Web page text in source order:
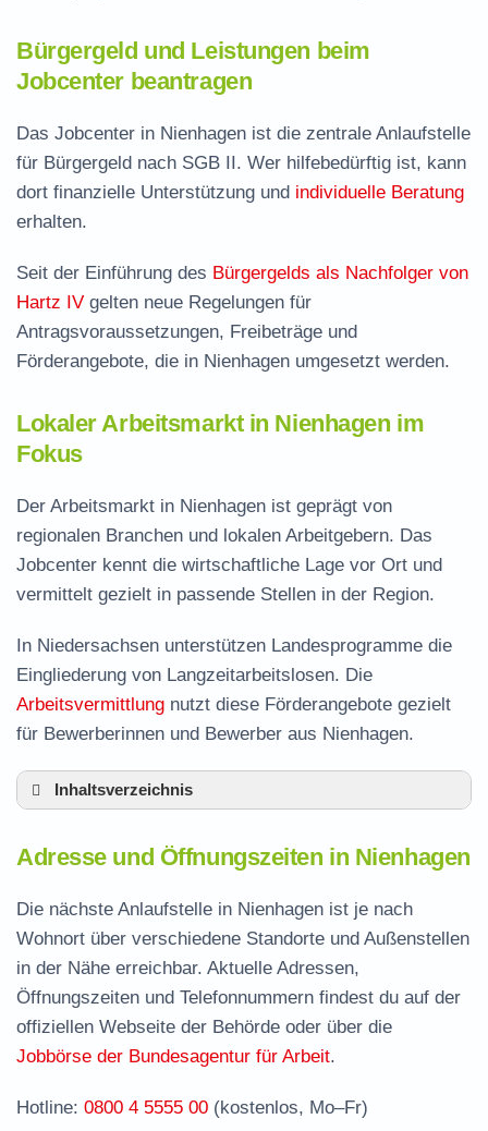
Bürgergeld und Leistungen beim
Jobcenter beantragen
Das Jobcenter in Nienhagen ist die zentrale Anlaufstelle
für Bürgergeld nach SGB II. Wer hilfebedürftig ist, kann
dort finanzielle Unterstützung und individuelle Beratung
erhalten.
Seit der Einführung des Bürgergelds als Nachfolger von
Hartz IV gelten neue Regelungen für
Antragsvoraussetzungen, Freibeträge und
Förderangebote, die in Nienhagen umgesetzt werden.
Lokaler Arbeitsmarkt in Nienhagen im
Fokus
Der Arbeitsmarkt in Nienhagen ist geprägt von
regionalen Branchen und lokalen Arbeitgebern. Das
Jobcenter kennt die wirtschaftliche Lage vor Ort und
vermittelt gezielt in passende Stellen in der Region.
In Niedersachsen unterstützen Landesprogramme die
Eingliederung von Langzeitarbeitslosen. Die
Arbeitsvermittlung nutzt diese Förderangebote gezielt
für Bewerberinnen und Bewerber aus Nienhagen.
Inhaltsverzeichnis
Leistungen der Arbeitsvermittlung in
Nienhagen
Termin vereinbaren und Bürgergeld beantragen
Jobcenter Celle – zuständige Stelle
Stellenangebote und Jobbörse in Nienhagen
Häufige Fragen rund ums Jobcenter
Adresse und Öffnungszeiten in Nienhagen
Die nächste Anlaufstelle in Nienhagen ist je nach
Wohnort über verschiedene Standorte und Außenstellen
in der Nähe erreichbar. Aktuelle Adressen,
Öffnungszeiten und Telefonnummern findest du auf der
offiziellen Webseite der Behörde oder über die
Jobbörse der Bundesagentur für Arbeit.
Hotline: 0800 4 5555 00 (kostenlos, Mo–Fr)